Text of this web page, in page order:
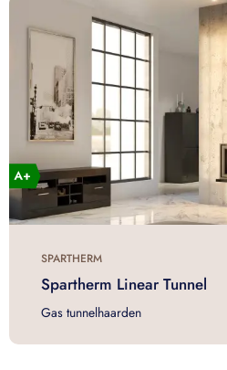
SPARTHERM
Spartherm Linear Tunnel
Gas tunnelhaarden